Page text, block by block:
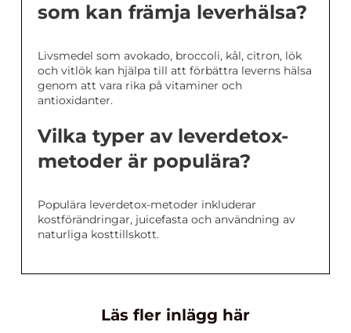
som kan främja leverhälsa?
Livsmedel som avokado, broccoli, kål, citron, lök
och vitlök kan hjälpa till att förbättra leverns hälsa
genom att vara rika på vitaminer och
antioxidanter.
Vilka typer av leverdetox-
metoder är populära?
Populära leverdetox-metoder inkluderar
kostförändringar, juicefasta och användning av
naturliga kosttillskott.
Läs fler inlägg här